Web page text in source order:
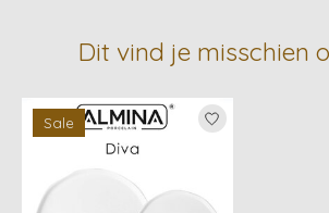
Dit vind je misschien
Items van productcarrousel
Sale